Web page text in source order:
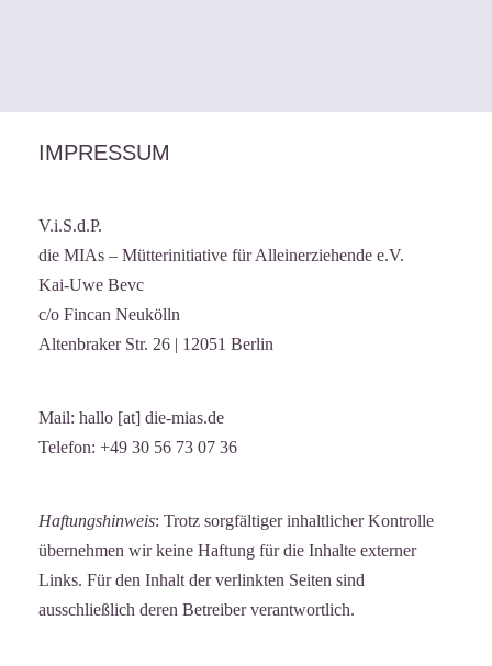
IMPRESSUM
V.i.S.d.P.
die MIAs – Mütterinitiative für Alleinerziehende e.V.
Kai-Uwe Bevc
c/o Fincan Neukölln
Altenbraker Str. 26 | 12051 Berlin
Mail: hallo [at] die-mias.de
Telefon: +49 30 56 73 07 36
Haftungshinweis: Trotz sorgfältiger inhaltlicher Kontrolle
übernehmen wir keine Haftung für die Inhalte externer
Links. Für den Inhalt der verlinkten Seiten sind
ausschließlich deren Betreiber verantwortlich.